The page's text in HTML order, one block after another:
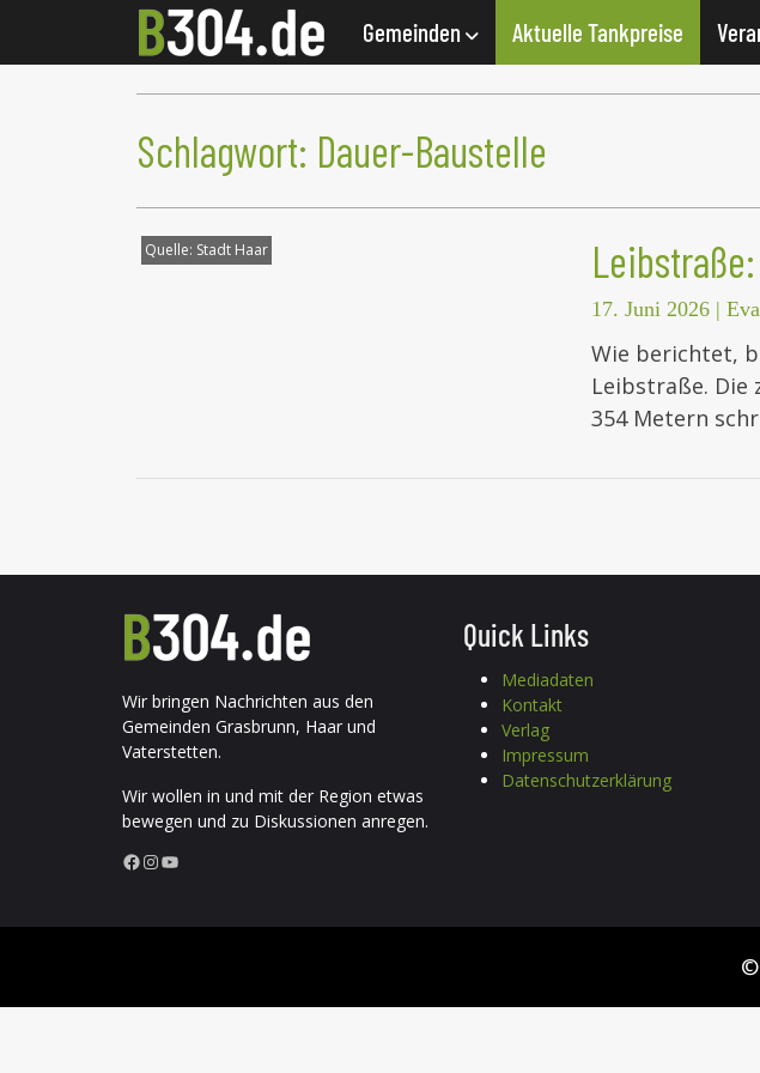
Gemeinden Aktuelle Tankpreise
Schlagwort: Dauer-Baustelle
Quelle: Stadt Haar
17. Juni 2026 |
Wie berichtet,
Leibstraße. Die
354 Metern
Wir bringen Nachrichten aus den
Gemeinden Grasbrunn, Haar und
Vaterstetten.
Wir wollen in und mit der Region etwas
bewegen und zu Diskussionen anregen.
Facebook InstagramYouTube
Quick Links
Mediadaten
Kontakt
Verlag
Impressum
Datenschutzerklärung
©